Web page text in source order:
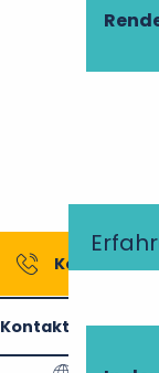
Kontakt
Kontaktieren Sie